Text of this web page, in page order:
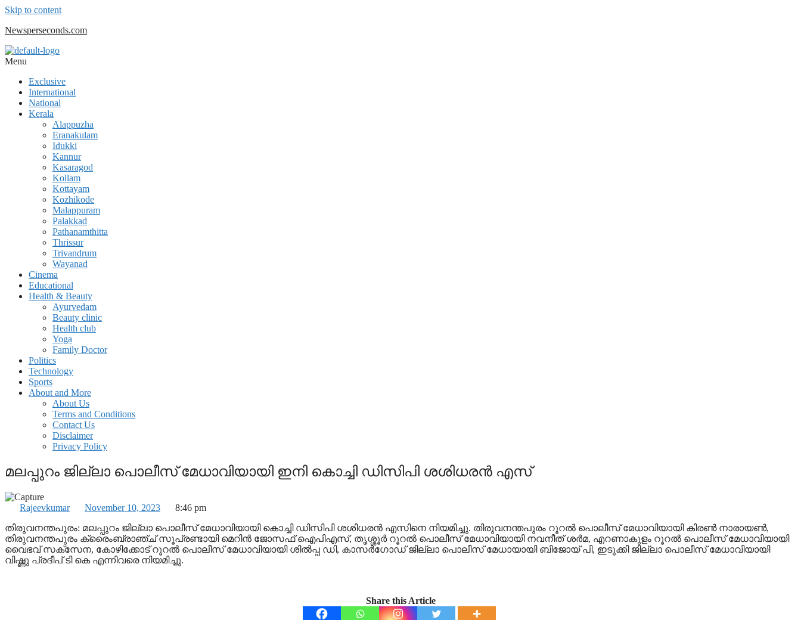
Skip to content
Newsperseconds.com
Menu
Exclusive
International
National
Kerala
Alappuzha
Eranakulam
Idukki
Kannur
Kasaragod
Kollam
Kottayam
Kozhikode
Malappuram
Palakkad
Pathanamthitta
Thrissur
Trivandrum
Wayanad
Cinema
Educational
Health & Beauty
Ayurvedam
Beauty clinic
Health club
Yoga
Family Doctor
Politics
Technology
Sports
About and More
About Us
Terms and Conditions
Contact Us
Disclaimer
Privacy Policy
മലപ്പുറം ജില്ലാ പൊലീസ് മേധാവിയായി ഇനി കൊച്ചി ഡിസിപി ശശിധരന്‍ എസ്
Rajeevkumar November 10, 2023
8:46 pm
തിരുവനന്തപുരം: മലപ്പുറം ജില്ലാ പൊലീസ് മേധാവിയായി കൊച്ചി ഡിസിപി ശശിധരന്‍ എസിനെ നിയമിച്ചു. തിരുവനന്തപുരം റൂറല്‍ പൊലീസ് മേധാവിയായി കിരണ്‍ നാരായണ്‍,
തിരുവനന്തപുരം ക്രൈംബ്രാഞ്ച് സൂപ്രണ്ടായി മെറിന്‍ ജോസഫ് ഐപിഎസ്, തൃശ്ശൂര്‍ റൂറല്‍ പൊലീസ് മേധാവിയായി നവനീത് ശര്‍മ, എറണാകുളം റൂറല്‍ പൊലീസ് മേധാവിയായി
വൈഭവ് സക്‌സേന, കോഴിക്കോട് റൂറല്‍ പൊലീസ് മേധാവിയായി ശില്‍പ്പ ഡി, കാസര്‍ഗോഡ് ജില്ലാ പൊലീസ് മേധായായി ബിജോയ് പി, ഇടുക്കി ജില്ലാ പൊലീസ് മേധാവിയായി
വിഷ്ണു പ്രദീപ് ടി കെ എന്നിവരെ നിയമിച്ചു.
Share this Article